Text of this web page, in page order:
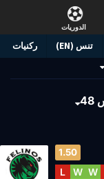
الدوريات
ركنيات تنس (EN)
1.50
W
W
L